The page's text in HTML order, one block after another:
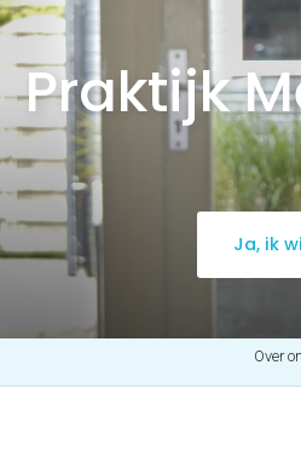
Praktijk
Ja, ik
Over